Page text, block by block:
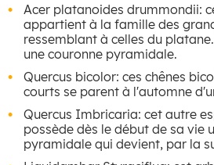
Acer platanoides drummondii:
appartient à la famille des
ressemblant à celles du
une couronne pyramidale.
Quercus bicolor: ces chênes
courts se parent à l'automne
Quercus Imbricaria: cet autre
possède dès le début de sa vie
pyramidale qui devient, par la